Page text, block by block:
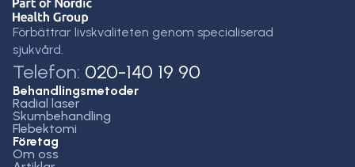
Förbättrar livskvaliteten genom specialiserad
sjukvård.
Telefon: 020-140 19 90
Behandlingsmetoder
Radial laser
Skumbehandling
Flebektomi
Företag
Om oss